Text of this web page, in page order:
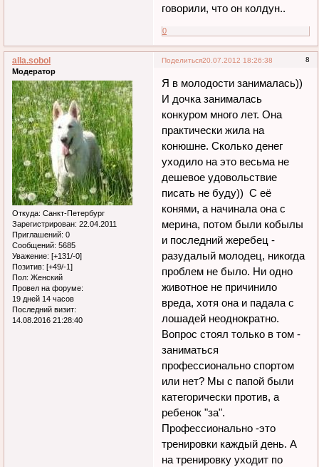
говорили, что он колдун..
0
Поделиться 8
20.07.2012 18:26:38
alla.sobol
Модератор
Откуда: Санкт-Петербург
Зарегистрирован: 22.04.2011
Приглашений: 0
Сообщений: 5685
Уважение: [+131/-0]
Позитив: [+49/-1]
Пол: Женский
Провел на форуме:
19 дней 14 часов
Последний визит:
14.08.2016 21:28:40
Я в молодости занималась))
И дочка занималась
конкуром много лет. Она
практически жила на
конюшне. Сколько денег
уходило на это весьма не
дешевое удовольствие
писать не буду)) С её
конями, а начинала она с
мерина, потом были кобылы
и последний жеребец -
разудалый молодец, никогда
проблем не было. Ни одно
животное не причинило
вреда, хотя она и падала с
лошадей неоднократно.
Вопрос стоял только в том -
заниматься
профессионально спортом
или нет? Мы с папой были
категорически против, а
ребенок "за".
Профессионально -это
тренировки каждый день. А
на тренировку уходит по